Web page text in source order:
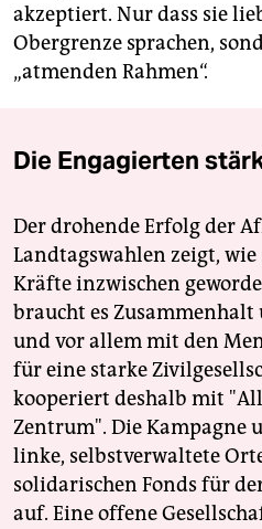
akzeptiert. Nur dass sie
Obergrenze sprachen,
„atmenden Rahmen“.
Die Engagierten
Der drohende Erfolg der
Landtagswahlen zeigt,
Kräfte inzwischen
braucht es
und vor allem mit den
für eine starke
kooperiert deshalb mit
Zentrum". Die Kampagne
linke, selbstverwaltete
solidarischen Fonds für
auf. Eine offene